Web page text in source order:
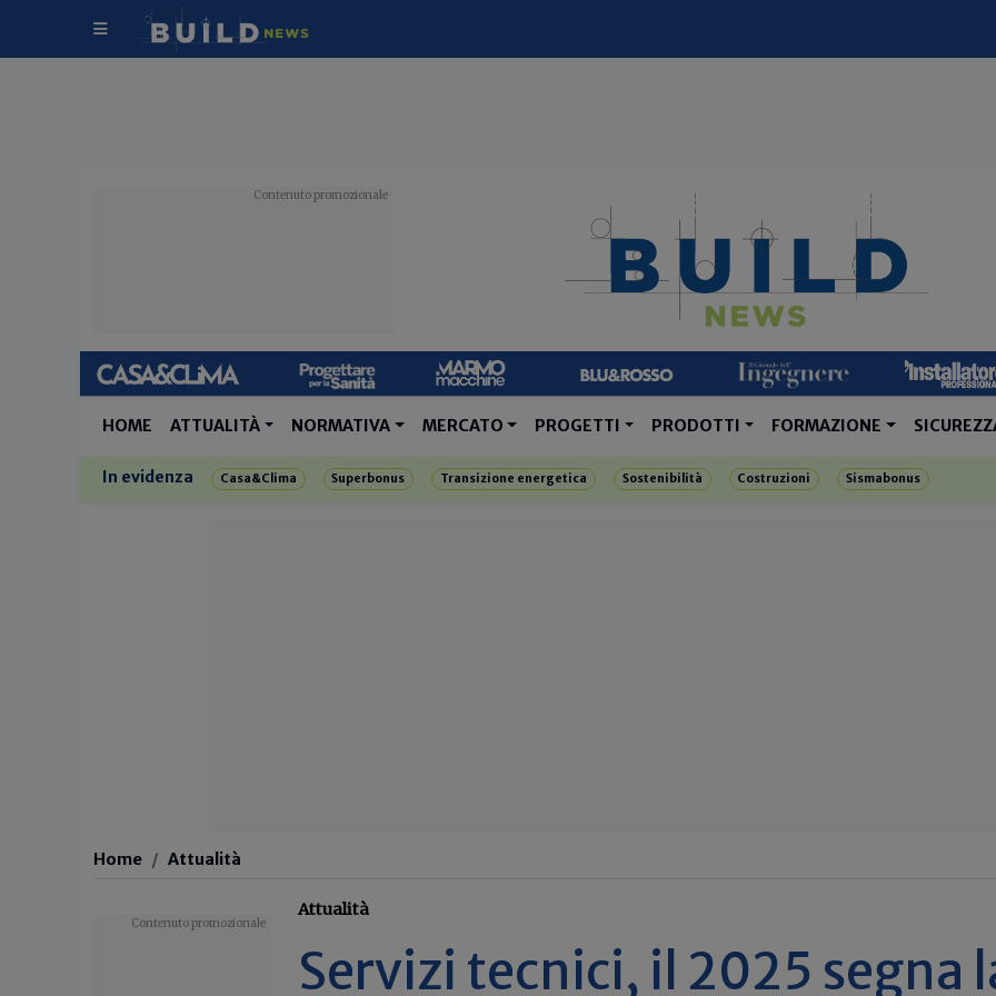
HOME ATTUALITÀ NORMATIVA MERCATO PROGETTI PRODOTTI FORMAZIONE
In evidenza Casa&Clima Superbonus Transizione energetica Sostenibilità Costruzioni Sismabonus
Home Attualità
Attualità
Servizi tecnici, il 2025 segna